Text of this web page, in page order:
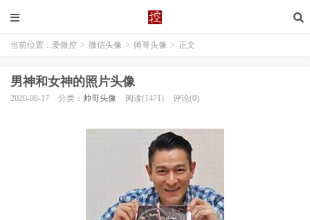
当前位置： 爱微控 > 微信头像 > 帅哥头像 > 正文
男神和女神的照片头像
2020-08-17 分类： 帅哥头像 阅读(1471) 评论(0)